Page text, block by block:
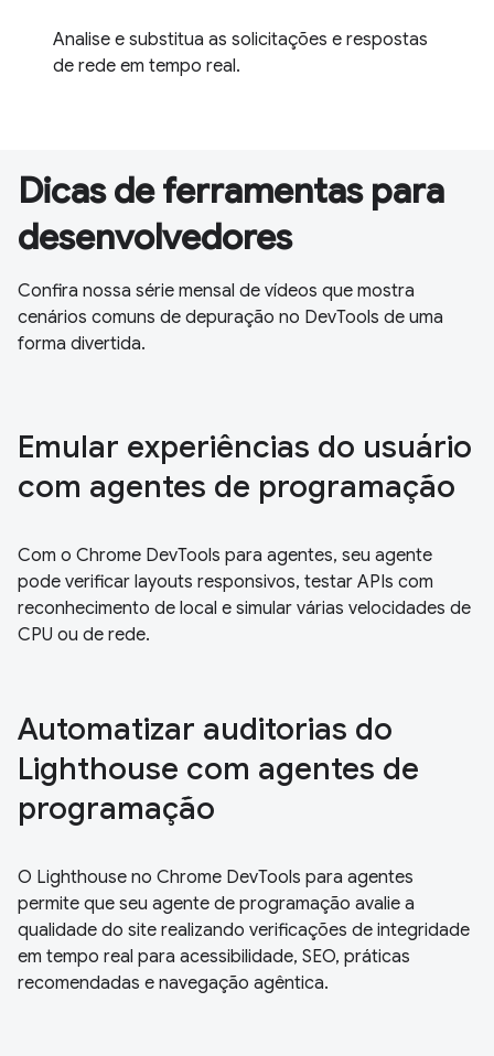
Analise e substitua as solicitações e respostas
de rede em tempo real.
Dicas de ferramentas para
desenvolvedores
Confira nossa série mensal de vídeos que mostra
cenários comuns de depuração no DevTools de uma
forma divertida.
Emular experiências do usuário
com agentes de programação
Com o Chrome DevTools para agentes, seu agente
pode verificar layouts responsivos, testar APIs com
reconhecimento de local e simular várias velocidades de
CPU ou de rede.
Automatizar auditorias do
Lighthouse com agentes de
programação
O Lighthouse no Chrome DevTools para agentes
permite que seu agente de programação avalie a
qualidade do site realizando verificações de integridade
em tempo real para acessibilidade, SEO, práticas
recomendadas e navegação agêntica.